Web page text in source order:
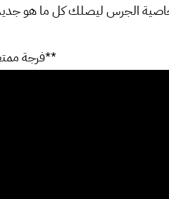
الجرس ليصلك كل ما هو جديد
**فرجة